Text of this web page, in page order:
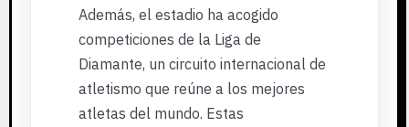
Además, el estadio ha acogido
competiciones de la Liga de
Diamante, un circuito internacional de
atletismo que reúne a los mejores
atletas del mundo. Estas